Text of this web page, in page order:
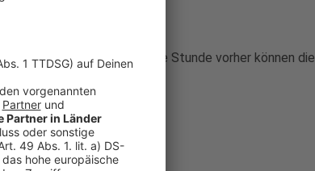
um 9 Uhr. Bereits eine halbe Stunde vorher können die